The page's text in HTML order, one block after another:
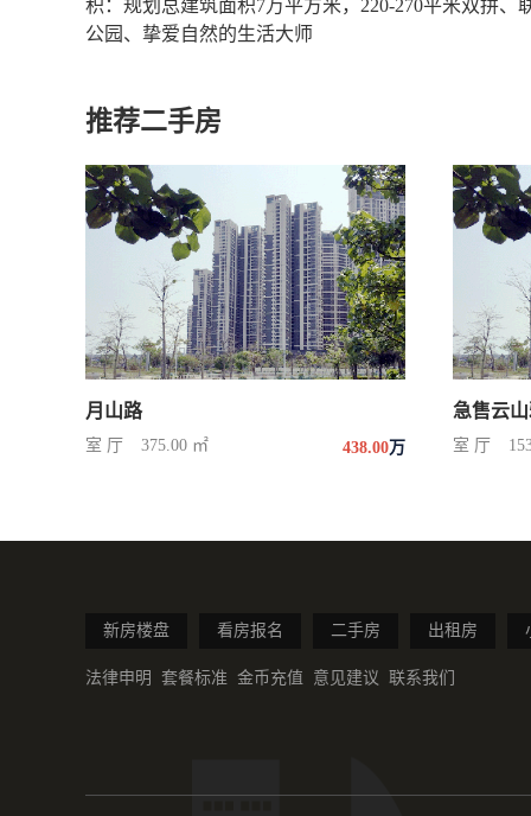
积：规划总建筑面积7万平方米，220-270平米双拼
公园、挚爱自然的生活大师
推荐二手房
月山路
室 厅 375.00 ㎡ 438.00万
急售云
室 厅
新房楼盘 看房报名 二手房 出租房
法律申明 套餐标准 金币充值 意见建议 联系我们